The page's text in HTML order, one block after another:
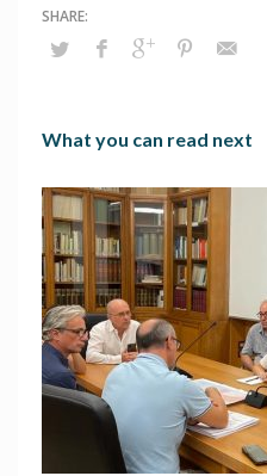
What you can read next